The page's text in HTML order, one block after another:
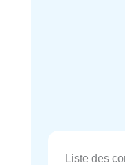
Liste des